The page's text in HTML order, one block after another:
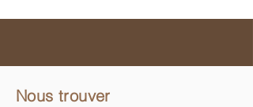
Nous trouver